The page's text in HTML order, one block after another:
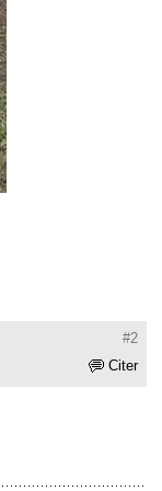
#2
Citer